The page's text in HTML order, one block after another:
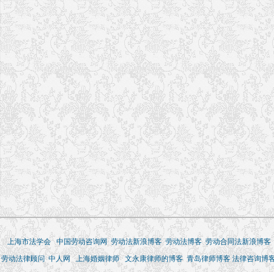
上海市法学会 中国劳动咨询网 劳动法新浪博客 劳动法博客 劳动合同法新浪博客
劳动法律顾问 中人网 上海婚姻律师 文永康律师的博客 青岛律师博客法律咨询博